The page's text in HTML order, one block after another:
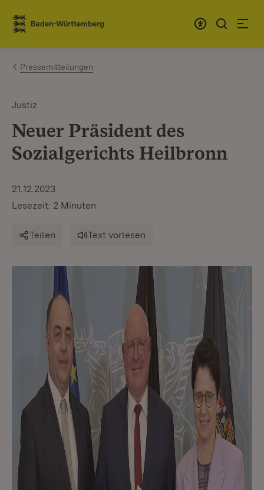
Zum Inhalt springen
Link zur Startseite
Pressemitteilungen
Justiz
Neuer Präsident des
Sozialgerichts Heilbronn
21.12.2023
Lesezeit: 2 Minuten
Teilen Text vorlesen